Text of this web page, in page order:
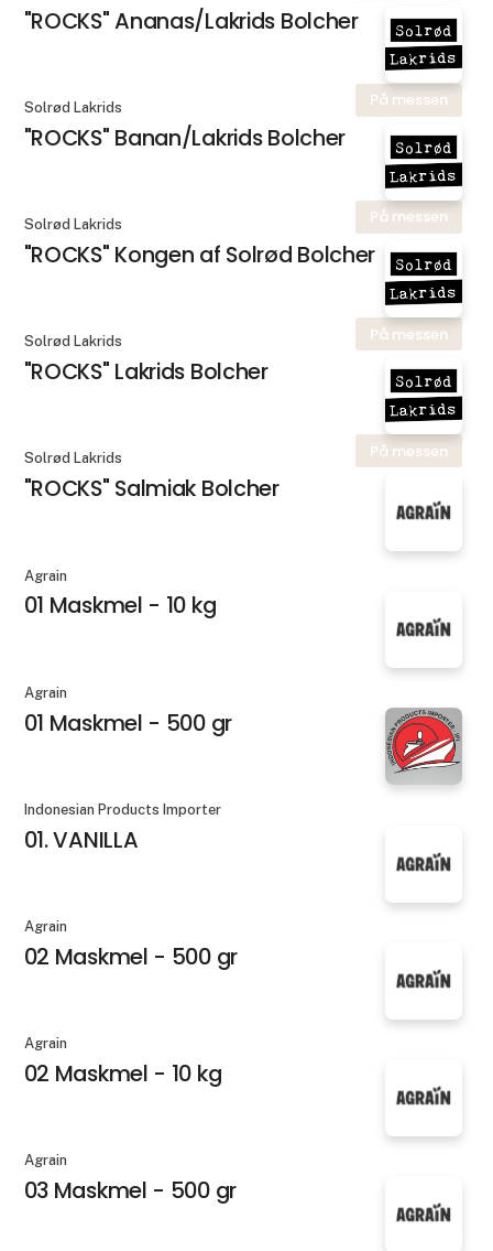
"ROCKS" Ananas/Lakrids Bolcher
På messen
Solrød Lakrids
"ROCKS" Banan/Lakrids Bolcher
På messen
Solrød Lakrids
"ROCKS" Kongen af Solrød Bolcher
På messen
Solrød Lakrids
"ROCKS" Lakrids Bolcher
På messen
Solrød Lakrids
"ROCKS" Salmiak Bolcher
Agrain
01 Maskmel - 10 kg
Agrain
01 Maskmel - 500 gr
Indonesian Products Importer
01. VANILLA
Agrain
02 Maskmel - 500 gr
Agrain
02 Maskmel - 10 kg
Agrain
03 Maskmel - 500 gr